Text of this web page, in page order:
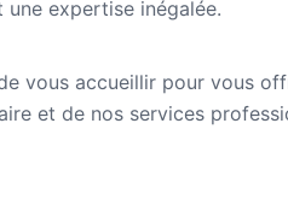
expertise inégalée.
vous accueillir pour vous
et de nos services